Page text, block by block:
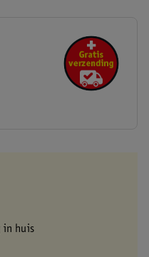
in huis